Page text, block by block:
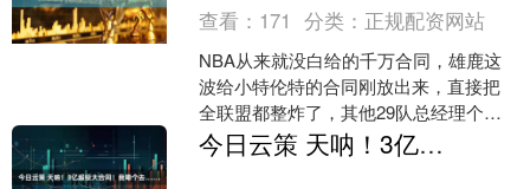
查看： 171 分类： 正规配资网站
NBA从来就没白给的千万合同，雄鹿这
波给小特伦特的合同刚放出来，直接把
全联盟都整炸了，其他29队总经理个个
皱眉头，都闻出不对劲了。现在NBA官
方直接下场彻查，这....
今日云策 天呐！3亿超级大合同！我嘞个去……